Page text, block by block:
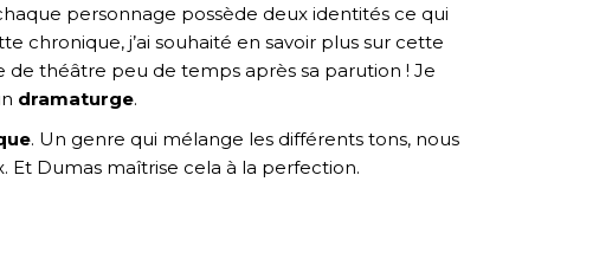
personnage possède deux identités ce qui
chronique, j’ai souhaité en savoir plus sur cette
théâtre peu de temps après sa parution ! Je
dramaturge.
. Un genre qui mélange les différents tons, nous
Et Dumas maîtrise cela à la perfection.